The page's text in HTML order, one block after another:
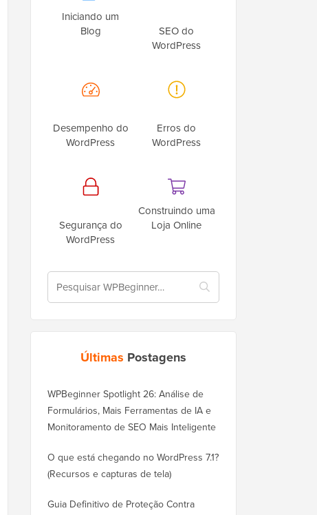
Iniciando um
Blog
SEO do
WordPress
Desempenho do
WordPress
Erros do
WordPress
Segurança do
WordPress
Construindo uma
Loja Online
Últimas Postagens
WPBeginner Spotlight 26: Análise de
Formulários, Mais Ferramentas de IA e
Monitoramento de SEO Mais Inteligente
O que está chegando no WordPress 7.1?
(Recursos e capturas de tela)
Guia Definitivo de Proteção Contra